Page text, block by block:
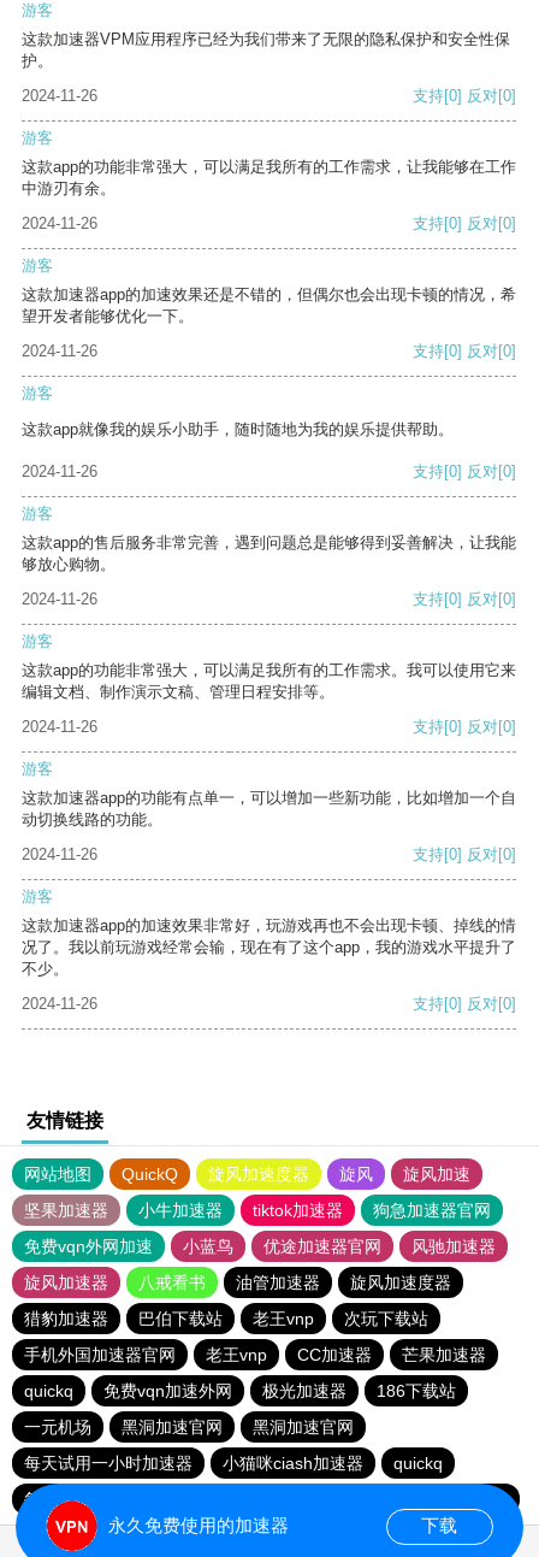
游客
这款加速器VPM应用程序已经为我们带来了无限的隐私保护和安全性保
护。
2024-11-26
支持[0] 反对[0]
游客
这款app的功能非常强大，可以满足我所有的工作需求，让我能够在工作
中游刃有余。
2024-11-26
支持[0] 反对[0]
游客
这款加速器app的加速效果还是不错的，但偶尔也会出现卡顿的情况，希
望开发者能够优化一下。
2024-11-26
支持[0] 反对[0]
游客
这款app就像我的娱乐小助手，随时随地为我的娱乐提供帮助。
2024-11-26 支持[0] 反对[0]
游客
这款app的售后服务非常完善，遇到问题总是能够得到妥善解决，让我能
够放心购物。
2024-11-26
支持[0] 反对[0]
游客
这款app的功能非常强大，可以满足我所有的工作需求。我可以使用它来
编辑文档、制作演示文稿、管理日程安排等。
2024-11-26
支持[0] 反对[0]
游客
这款加速器app的功能有点单一，可以增加一些新功能，比如增加一个自
动切换线路的功能。
2024-11-26
支持[0] 反对[0]
游客
这款加速器app的加速效果非常好，玩游戏再也不会出现卡顿、掉线的情
况了。我以前玩游戏经常会输，现在有了这个app，我的游戏水平提升了
不少。
2024-11-26
支持[0] 反对[0]
友情链接
网站地图 QuickQ 旋风加速度器 旋风
旋风加速
坚果加速器
小牛加速器 tiktok加速器
狗急加速器官网
免费vqn外网加速
小蓝鸟 优途加速器官网
风驰加速器
旋风加速器
八戒看书 油管加速器
旋风加速度器
猎豹加速器
巴伯下载站 老王vnp
次玩下载站
手机外国加速器官网
老王vnp CC加速器
芒果加速器
quickq
免费vqn加速外网 极光加速器
186下载站
一元机场
黑洞加速官网
黑洞加速官网
每天试用一小时加速器
小猫咪ciash加速器
quickq
每天试用一小时加速器
186下载站
永久免费使用的加速器 下载